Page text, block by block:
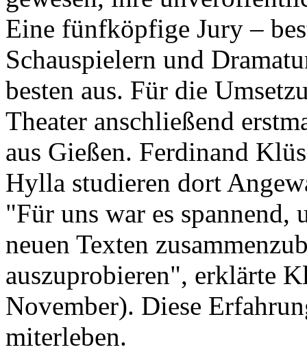
Eine fünfköpfige Jury –
Schauspielern und
besten aus. Für die
Theater anschließend
aus Gießen. Ferdinand
Hylla studieren dort
"Für uns war es
neuen Texten
auszuprobieren", erklärte
November). Diese
miterleben.